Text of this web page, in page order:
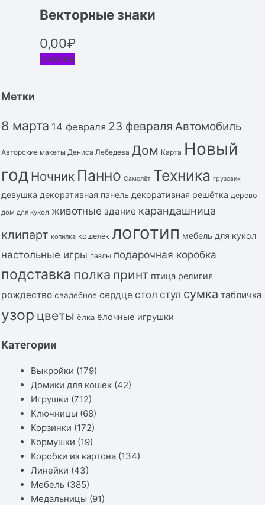
Векторные знаки
0,00₽
Скачать
Метки
8 марта 14 февраля 23 февраля Автомобиль
Авторские макеты Дениса Лебедева Дом Карта Новый
год Ночник Панно Самолёт Техника грузовик
девушка декоративная панель декоративная решётка дерево
дом для кукол животные здание карандашница
клипарт копилка кошелёк логотип мебель для кукол
настольные игры пазлы подарочная коробка
подставка полка принт птица религия
рождество свадебное сердце стол стул сумка табличка
узор цветы ёлка ёлочные игрушки
Категории
Выкройки (179)
Домики для кошек (42)
Игрушки (712)
Ключницы (68)
Корзинки (172)
Кормушки (19)
Коробки из картона (134)
Линейки (43)
Мебель (385)
Медальницы (91)